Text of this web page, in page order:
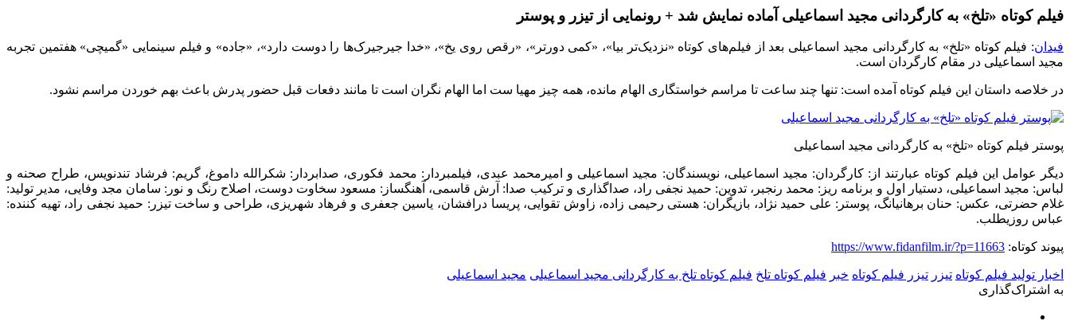
فیلم کوتاه «تلخ» به کارگردانی مجید اسماعیلی آماده نمایش شد + رونمایی از تیزر و پوستر
فیدان: فیلم کوتاه «تلخ» به کارگردانی مجید اسماعیلی بعد از فیلم‌های کوتاه «نزدیک‌تر بیا»، «کمی دورتر»، «رقص روی یخ»، «خدا جیرجیرک‌ها را دوست دارد»، «جاده» و فیلم سینمایی «گمیچی» هفتمین تجربه
مجید اسماعیلی در مقام کارگردان است.
در خلاصه داستان این فیلم کوتاه آمده است: تنها چند ساعت تا مراسم خواستگاری الهام مانده، همه چیز مهیا ست اما الهام نگران است تا مانند دفعات قبل حضور پدرش باعث بهم خوردن مراسم نشود.
پوستر فیلم کوتاه «تلخ» به کارگردانی مجید اسماعیلی
دیگر عوامل این فیلم کوتاه عبارتند از: کارگردان: مجید اسماعیلی، نویسندگان: مجید اسماعیلی و امیرمحمد عبدی، فیلمبردار: محمد فکوری، صدابردار: شکرالله داموغ،گریم: فرشاد تندنویس، طراح صحنه و
لباس: مجید اسماعیلی،دستیار اول و برنامه ریز: محمد رنجبر ، تدوین: حمید نجفی راد، صداگذاری و ترکیب صدا: آرش قاسمی، آهنگساز: مسعود سخاوت دوست، اصلاح رنگ و نور: سامان مجد وفایی، مدیر تولید:
غلام حضرتی، عکس: حنان برهانیانگ، پوستر: علی حمید نژاد، بازیگران: هستی رحیمی زاده، زاوش تقوایی، پریسا درافشان، یاسین جعفری و فرهاد شهریزی، طراحی و ساخت تیزر: حمید نجفی راد،تهیه کننده:
عباس روزیطلب.
پیوند کوتاه: https://www.fidanfilm.ir/?p=11663
اخبار تولید فیلم کوتاه تیزر تیزر فیلم کوتاه خبر فیلم کوتاه تلخ فیلم کوتاه تلخ به کارگردانی مجید اسماعیلی مجید اسماعیلی
به اشتراک‌گذاری